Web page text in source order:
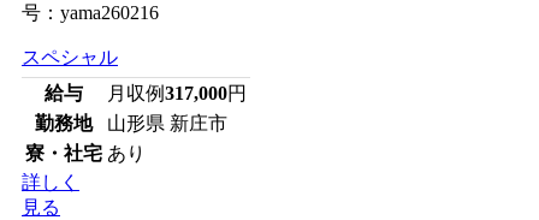
号：yama260216
スペシャル
給与
月収例317,000円
勤務地
山形県 新庄市
寮・社宅 あり
詳しく
見る